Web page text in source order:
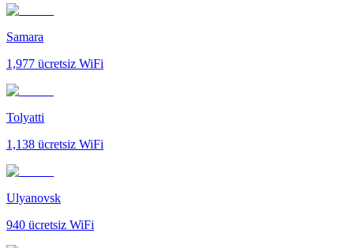
Samara
1,977 ücretsiz WiFi
Tolyatti
1,138 ücretsiz WiFi
Ulyanovsk
940 ücretsiz WiFi